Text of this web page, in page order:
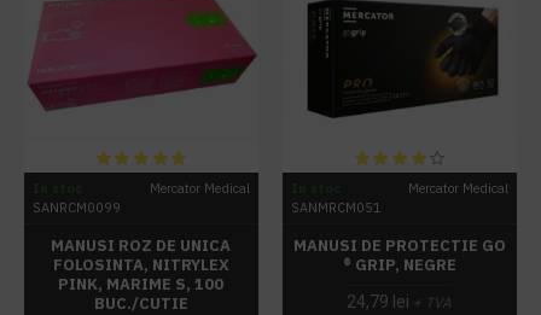
Mercator Medical
SANRCM0099
MANUSI ROZ DE UNICA
FOLOSINTA, NITRYLEX
PINK, MARIME S, 100
BUC./CUTIE
Mercator Medical
SANMRCM051
MANUSI DE PROTECTIE GO
® GRIP, NEGRE
24,79 lei + TVA